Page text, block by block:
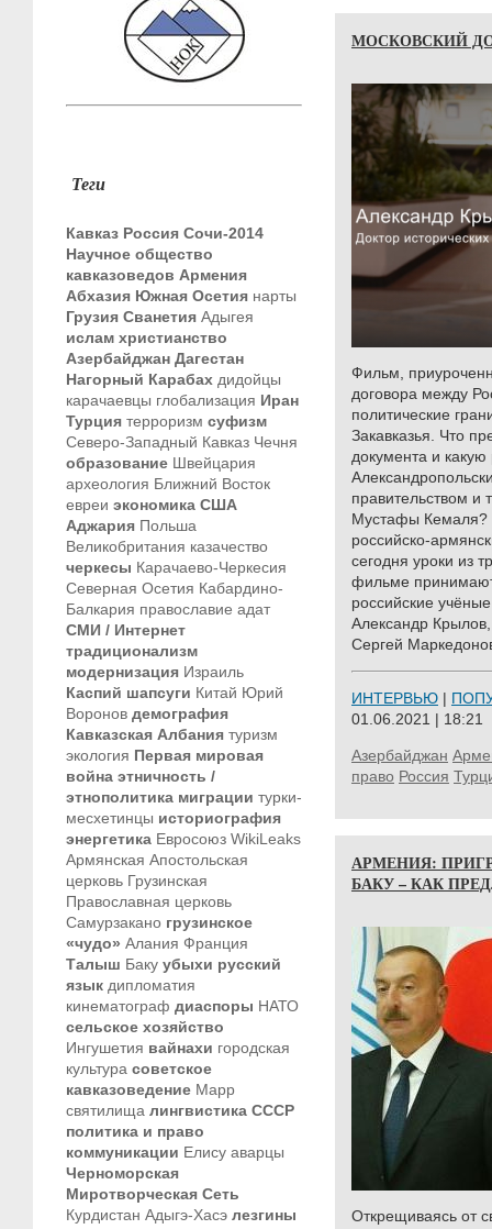
Теги
Кавказ Россия Сочи-2014
Научное общество
кавказоведов Армения
Абхазия Южная Осетия нарты
Грузия Сванетия Адыгея
ислам христианство
Азербайджан Дагестан
Нагорный Карабах дидойцы
карачаевцы глобализация Иран
Турция терроризм суфизм
Северо-Западный Кавказ Чечня
образование Швейцария
археология Ближний Восток
евреи экономика США
Аджария Польша
Великобритания казачество
черкесы Карачаево-Черкесия
Северная Осетия Кабардино-
Балкария православие адат
СМИ / Интернет
традиционализм
модернизация Израиль
Каспий шапсуги Китай Юрий
Воронов демография
Кавказская Албания туризм
экология Первая мировая
война этничность /
этнополитика миграции турки-
месхетинцы историография
энергетика Евросоюз WikiLeaks
Армянская Апостольская
церковь Грузинская
Православная церковь
Самурзакано грузинское
«чудо» Алания Франция
Талыш Баку убыхи русский
язык дипломатия
кинематограф диаспоры НАТО
сельское хозяйство
Ингушетия вайнахи городская
культура советское
кавказоведение Марр
святилища лингвистика СССР
политика и право
коммуникации Елису аварцы
Черноморская
Миротворческая Сеть
Курдистан Адыгэ-Хасэ лезгины
МОСКОВСКИЙ
Фильм,
договора между
политические
Закавказья. Что
документа и
правительством и
Мустафы Кемаля?
российско-
сегодня уроки из
фильме
российские
Александр
Сергей
ИНТЕРВЬЮ |
01.06.2021 | 18:21
Азербайджан
право Россия
АРМЕНИЯ:
БАКУ – КАК
Открещиваясь от